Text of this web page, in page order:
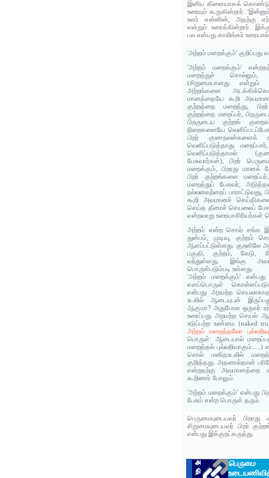
இனிய கிளையாகக் கொண்டு
உரையும் கூறுகின்றார்.
உளர் என்னின், அதற்கு
என்றும் உரைக்கின்றார்.
பல என்பது காலிங்கர் உரையால்
'அற்றம் மறைக்கும்' குறிப்பது
'அற்றம் மறைக்கும்'
மறைத்துச் சொல்லும்,
(சிறுமையானது
அற்றங்களை
மானத்தையே கூறி
குற்றத்தை மறைத்து,
குற்றத்தை மறைப்பர்,
பிறருடைய குற்றங்
நிறைகளையே
பிறர் குணநலன்களைக்
வெளிப்படுத்தாது
வெளிப்படுத்தாமல்
பேசுவார்கள்), பிறர்
மறைக்கும், பிறரது மானக்
பிறர் குற்றங்களை
மறைத்துப் பேசுவர்,
நல்லனவற்றைப் பாராட்டுவது,
கூறி அவமானச்
செய்த தீமைச் செயலைப்
என்றவாறு உரையாசிரியர்கள்
அற்றம் என்ற சொல் சங்க
துன்பம், முடிவு, குற்றம்
ஆளப்பட்டுள்ளது. குறளிலே
பகுதி, குற்றம், கேடு,
வந்துள்ளது. இங்கு
பொருள்படும்படி உள்ளது.
'அற்றம் மறைக்கும்'
எனப்பொருள்
என்பது அறமற்ற
உடலில் ஆடையுடன்
ஆகுமா? அதுபோல ஒருவர்
உரைப்பது அறமற்ற செயல்
உடுப்பற்ற உண்மை (naked
அற்றம் மறைத்தலோ
பொருள்: ஆடையால்
மறைத்தல்
சொல் மனிதஉடலில்
குறித்தது. அதனால்தான்
என்றதற்கு அவமானத்தை
கூறினார் போலும்.
'அற்றம் மறைக்கும்' என்பது
பேசும் என்ற பொருள் தரும்.
பெருமையுடையவர்
சிறுமையுடையவர் பிறர்
என்பது இக்குறட்கருத்து.
பெருமை